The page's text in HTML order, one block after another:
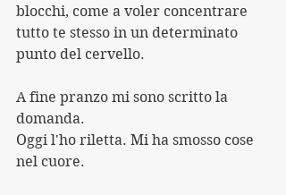
blocchi, come a voler concentrare
tutto te stesso in un determinato
punto del cervello.
A fine pranzo mi sono scritto la
domanda.
Oggi l'ho riletta. Mi ha smosso cose
nel cuore.